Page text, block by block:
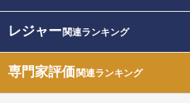
レジャー関連ランキング
専門家評価関連ランキング